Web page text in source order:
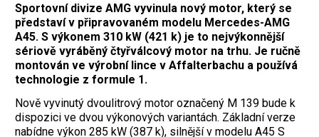
Sportovní divize AMG vyvinula nový motor, který se
představí v připravovaném modelu Mercedes-AMG
A45. S výkonem 310 kW (421 k) je to nejvýkonnější
sériově vyráběný čtyřválcový motor na trhu. Je ručně
montován ve výrobní lince v Affalterbachu a používá
technologie z formule 1.
Nově vyvinutý dvoulitrový motor označený M 139 bude k
dispozici ve dvou výkonových variantách. Základní verze
nabídne výkon 285 kW (387 k), silnější v modelu A45 S